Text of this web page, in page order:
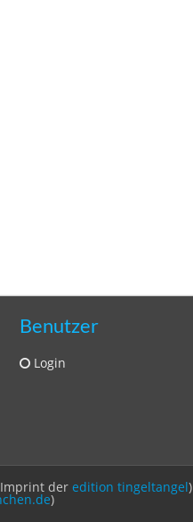
Benutzer
Login
der edition tingeltangel)
)